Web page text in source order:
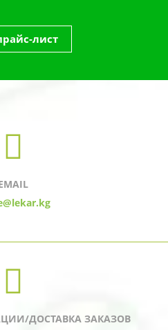
лист
ДОСТАВКА ЗАКАЗОВ